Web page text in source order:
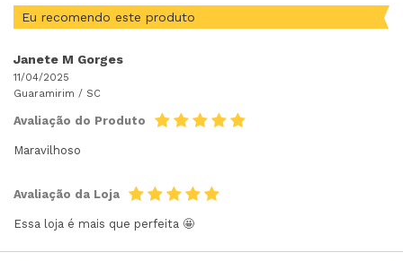
Eu recomendo este produto
Janete M Gorges
11/04/2025
Guaramirim / SC
Avaliação do Produto
Maravilhoso
Avaliação da Loja
Essa loja é mais que perfeita 🤩